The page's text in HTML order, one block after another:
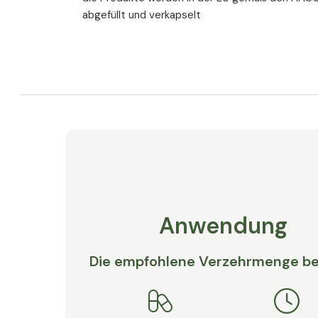
abgefüllt und verkapselt
Anwendung
Die empfohlene Verzehrmenge